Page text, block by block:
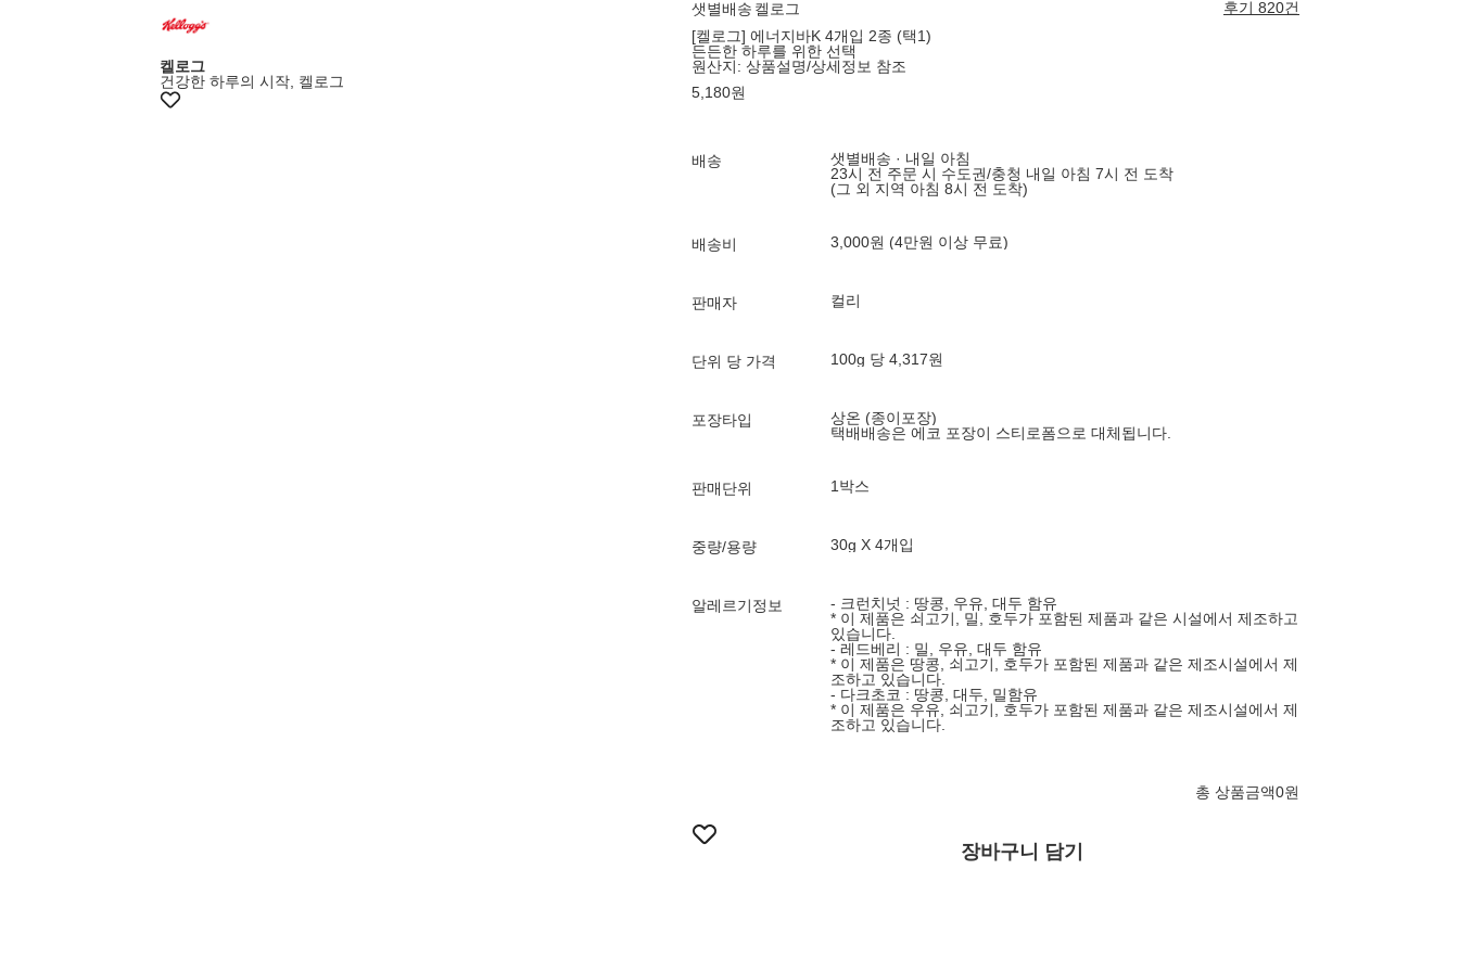
켈로그
건강한 하루의 시작, 켈로그
샛별배송 켈로그
후기 820건
[켈로그] 에너지바K 4개입 2종 (택1)
든든한 하루를 위한 선택
원산지: 상품설명/상세정보 참조
5,180원
배송
샛별배송 · 내일 아침
23시 전 주문 시 수도권/충청 내일 아침 7시 전 도착
(그 외 지역 아침 8시 전 도착)
배송비 3,000원 (4만원 이상 무료)
판매자 컬리
단위 당 가격 100g 당 4,317원
포장타입
상온 (종이포장)
택배배송은 에코 포장이 스티로폼으로 대체됩니다.
판매단위 1박스
중량/용량 30g X 4개입
알레르기정보
- 크런치넛 : 땅콩, 우유, 대두 함유
* 이 제품은 쇠고기, 밀, 호두가 포함된 제품과 같은 시설에서 제조하고
있습니다.
- 레드베리 : 밀, 우유, 대두 함유
* 이 제품은 땅콩, 쇠고기, 호두가 포함된 제품과 같은 제조시설에서 제
조하고 있습니다.
- 다크초코 : 땅콩, 대두, 밀함유
* 이 제품은 우유, 쇠고기, 호두가 포함된 제품과 같은 제조시설에서 제
조하고 있습니다.
총 상품금액0원
장바구니 담기